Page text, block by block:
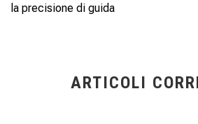
la precisione di guida
ARTICOLI